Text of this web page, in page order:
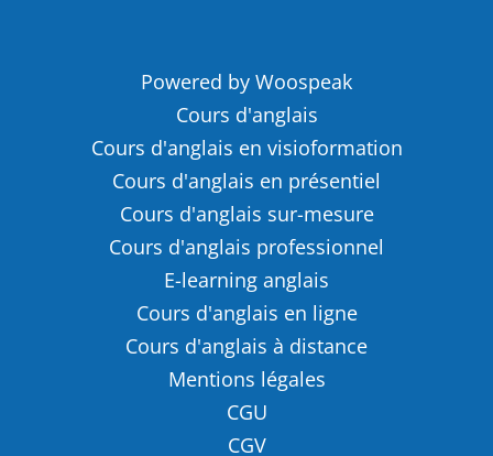
Powered by Woospeak
Cours d'anglais
Cours d'anglais en visioformation
Cours d'anglais en présentiel
Cours d'anglais sur-mesure
Cours d'anglais professionnel
E-learning anglais
Cours d'anglais en ligne
Cours d'anglais à distance
Mentions légales
CGU
CGV